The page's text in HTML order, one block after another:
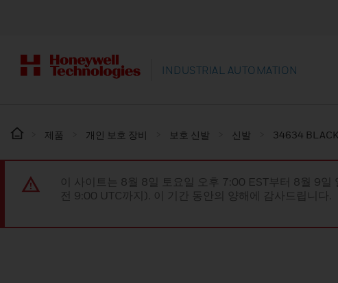
INDUSTRIAL AUTOMATION
제품 개인 보호 장비 보호 신발 신발 34634
이 사이트는 8월 8일 토요일 오후 7:00 EST부터 8월 9
전 9:00 UTC까지). 이 기간 동안의 양해에 감사드립니다.